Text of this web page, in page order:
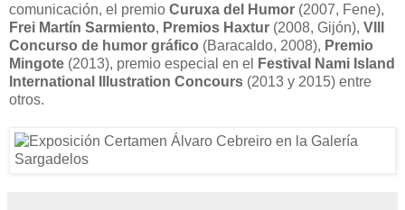
comunicación, el premio Curuxa del Humor (2007, Fene),
Frei Martín Sarmiento, Premios Haxtur (2008, Gijón), VIII
Concurso de humor gráfico (Baracaldo, 2008), Premio
Mingote (2013), premio especial en el
Festival Nami Island
International Illustration Concours (2013 y 2015) entre
otros.